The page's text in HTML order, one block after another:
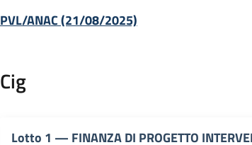
PVL/ANAC (21/08/2025)
Cig
Lotto 1 — FINANZA DI PROGETTO